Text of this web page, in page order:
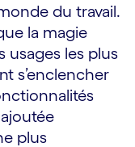
du travail.
la magie
usages les plus
s’enclencher
plus